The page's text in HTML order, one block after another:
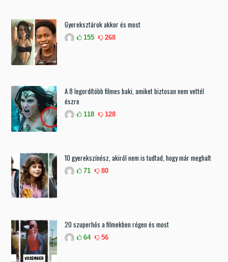
Gyereksztárok akkor és most
155 268
A 8 legordítóbb filmes baki, amiket biztosan nem vettél
észre
118 128
10 gyerekszínész, akiről nem is tudtad, hogy már meghalt
71 80
20 szuperhős a filmekben régen és most
64 56